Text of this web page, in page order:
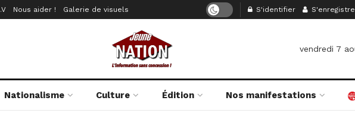
Nous aider ! Galerie de visuels S'identifier
vendredi 7
Nationalisme Culture Édition Nos manifestations